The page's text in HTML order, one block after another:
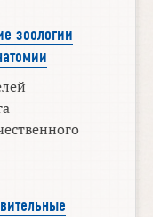
зоологии